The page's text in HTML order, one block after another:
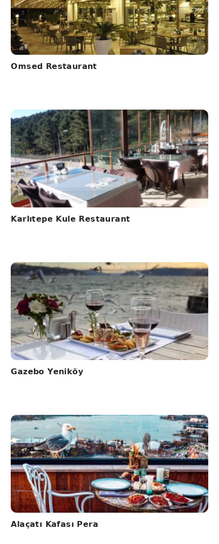
Omsed Restaurant
Karlıtepe Kule Restaurant
Gazebo Yeniköy
Alaçatı Kafası Pera